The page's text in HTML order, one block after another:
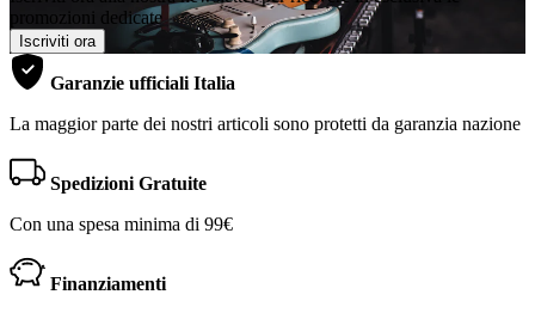
promozioni dedicate
Iscriviti ora
Garanzie ufficiali Italia
La maggior parte dei nostri articoli sono protetti da garanzia nazione
Spedizioni Gratuite
Con una spesa minima di 99€
Finanziamenti